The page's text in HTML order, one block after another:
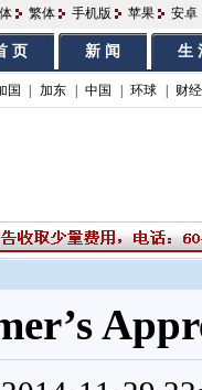
繁体 手机版 苹果 安卓
页 新 闻 生
国 加东 中国 环球 财经